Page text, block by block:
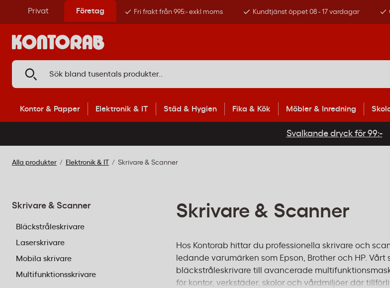
Privat Företag Fri frakt från 995:- exkl moms Kundtjänst öppet 08 - 17 vardagar
Kontor & Papper Elektronik & IT Städ & Hygien Fika & Kök Möbler & Inredning
Svalkande dryck för 99:-
Alla produkter Elektronik & IT Skrivare & Scanner
Skrivare & Scanner
Hos Kontorab hittar du professionella skrivare och
ledande varumärken som Epson, Brother och HP.
bläckstråleskrivare till avancerade
för kontor, verkstäder, skolor och vårdmiljöer där
Skrivare & Scanner
Bläckstråleskrivare
Laserskrivare
Mobila skrivare
Multifunktionsskrivare